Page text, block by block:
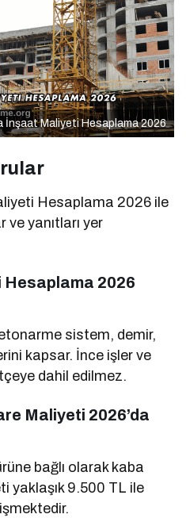
İnşaat Maliyeti Hesaplama 2026
Hesaplama 2026 ile
ve yanıtları yer
2026
sistem, demir,
kapsar. İnce işler ve
dahil edilmez.
Maliyeti 2026’da
bağlı olarak kaba
yaklaşık 9.500 TL ile